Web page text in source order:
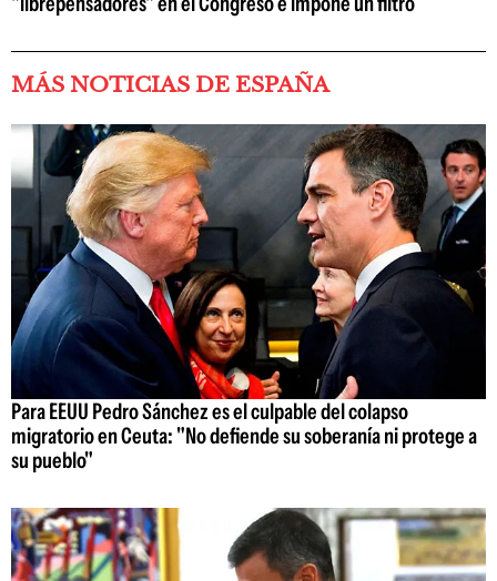
MÁS NOTICIAS DE ESPAÑA
Para EEUU Pedro Sánchez es el culpable del colapso
migratorio en Ceuta: "No defiende su soberanía ni protege a
su pueblo"